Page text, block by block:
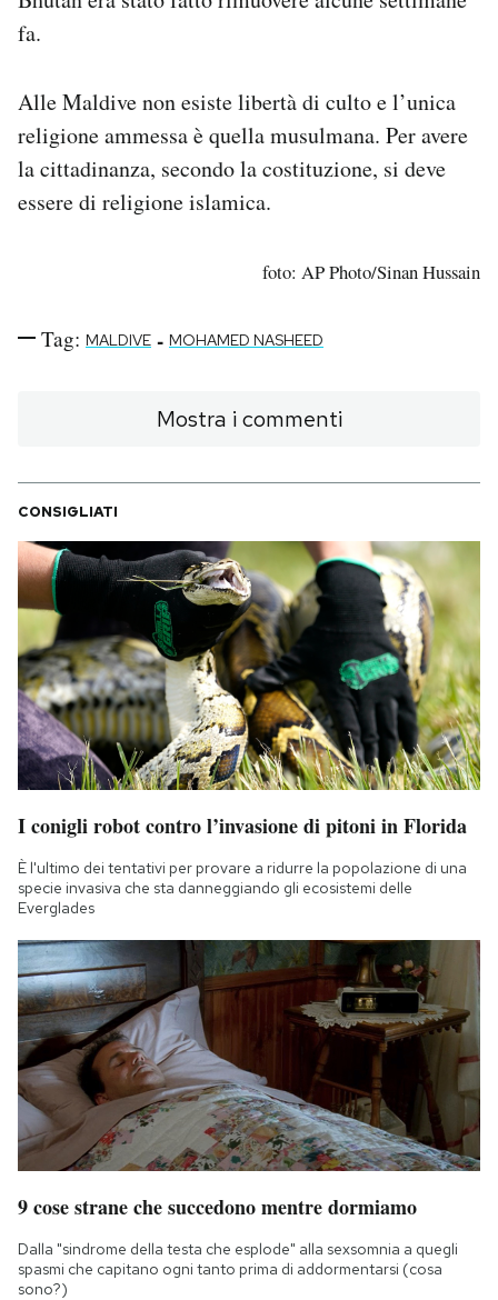
fa.
Alle Maldive non esiste libertà di culto e l’unica
religione ammessa è quella musulmana. Per avere
la cittadinanza, secondo la costituzione, si deve
essere di religione islamica.
foto: AP Photo/Sinan Hussain
Tag: MALDIVE - MOHAMED NASHEED
Mostra i commenti
CONSIGLIATI
I conigli robot contro l’invasione di pitoni in Florida
È l'ultimo dei tentativi per provare a ridurre la popolazione di una
specie invasiva che sta danneggiando gli ecosistemi delle
Everglades
9 cose strane che succedono mentre dormiamo
Dalla "sindrome della testa che esplode" alla sexsomnia a quegli
spasmi che capitano ogni tanto prima di addormentarsi (cosa
sono?)